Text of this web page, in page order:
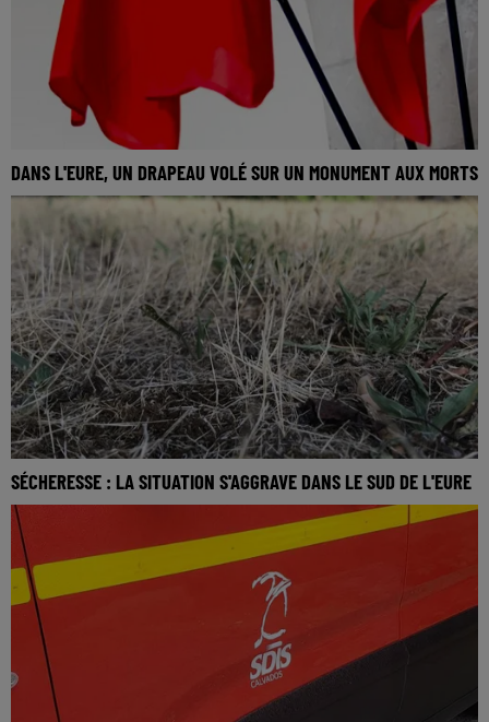
DANS L'EURE, UN DRAPEAU VOLÉ SUR UN MONUMENT AUX MORTS
SÉCHERESSE : LA SITUATION S'AGGRAVE DANS LE SUD DE L'EURE